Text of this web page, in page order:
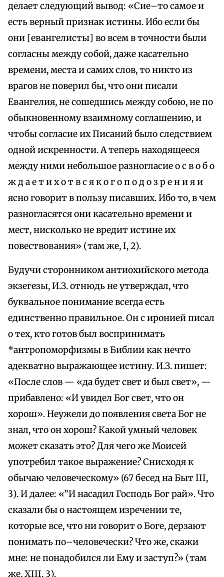
делает следующий вывод: «Сие–то самое и
есть верный признак истины. Ибо если бы
они [евангелисты] во всем в точности были
согласны между собой, даже касательно
времени, места и самих слов, то никто из
врагов не поверил бы, что они писали
Евангелия, не сошедшись между собою, не по
обыкновенному взаимному соглашению, и
чтобы согласие их Писаний было следствием
одной искренности. А теперь находящееся
между ними небольшое разногласие о с в о б о
ж д а е т и х о т в с я к о г о п о д о з р е н и я и
ясно говорит в пользу писавших. Ибо то, в чем
разногласятся они касательно времени и
мест, нисколько не вредит истине их
повествования» (там же, I, 2).
Будучи сторонником антиохийского метода
экзегезы, И.З. отнюдь не утверждал, что
буквальное понимание всегда есть
единственно правильное. Он с иронией писал
о тех, кто готов был воспринимать
*антропоморфизмы в Библии как нечто
адекватно выражающее истину. И.З. пишет:
«После слов — «да будет свет и был свет», —
прибавлено: «И увидел Бог свет, что он
хорош». Неужели до появления света Бог не
знал, что он хорош? Какой умный человек
может сказать это? Для чего же Моисей
употребил такое выражение? Снисходя к
обычаю человеческому» (67 бесед на Быт III,
3). И далее: «”И насадил Господь Бог рай». Что
сказали бы о настоящем изречении те,
которые все, что ни говорит о Боге, дерзают
понимать по–человечески? Что же, скажи
мне: не понадобился ли Ему и заступ?» (там
же, XIII, 3).